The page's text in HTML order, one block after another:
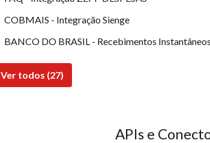
COBMAIS - Integração Sienge
BANCO DO BRASIL - Recebimentos Instantâneos
Ver todos (27)
APIs e